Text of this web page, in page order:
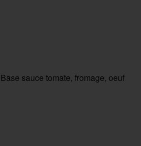
Base sauce tomate, fromage, oeuf